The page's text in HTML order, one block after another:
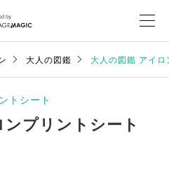
大人の図鑑 大人の図鑑 アイ
トシート
プリントシート